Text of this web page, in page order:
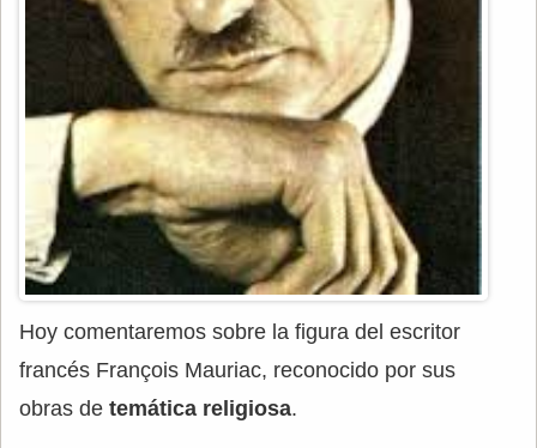
Hoy comentaremos sobre la figura del escritor
francés François Mauriac, reconocido por sus
obras de temática religiosa.